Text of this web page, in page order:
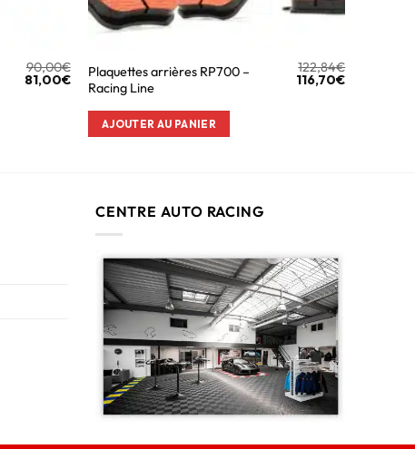
90,00€
81,00€
Plaquettes arrières RP700 –
Racing Line
122,84€
116,70€
AJOUTER AU PANIER
CENTRE AUTO RACING